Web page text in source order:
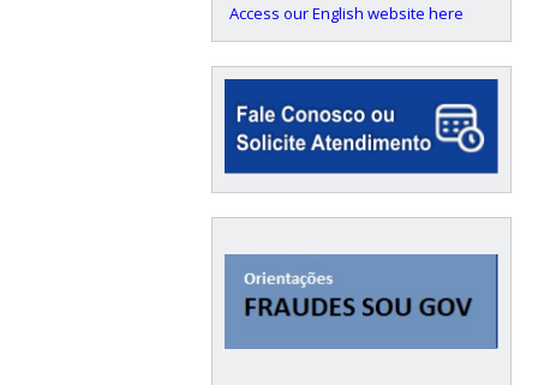
Access our English website here